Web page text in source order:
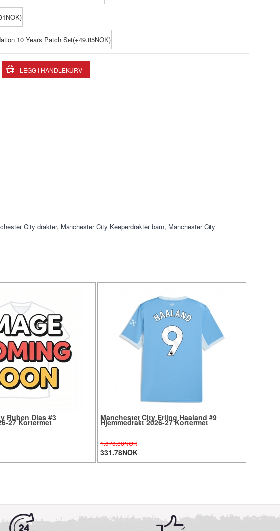
10 Years Patch Set(+49.85NOK)
City drakter, Manchester City Keeperdrakter barn, Manchester City
Ruben Dias #3
27 Kortermet Manchester City Erling Haaland #9
Hjemmedrakt 2026-27 Kortermet
1.070.66NOK
331.78NOK